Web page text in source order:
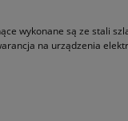
wykonane są ze stali
na urządzenia